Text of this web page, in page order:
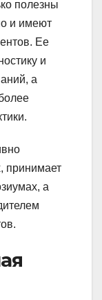
полезны
и имеют
Ее
и
а
принимает
а